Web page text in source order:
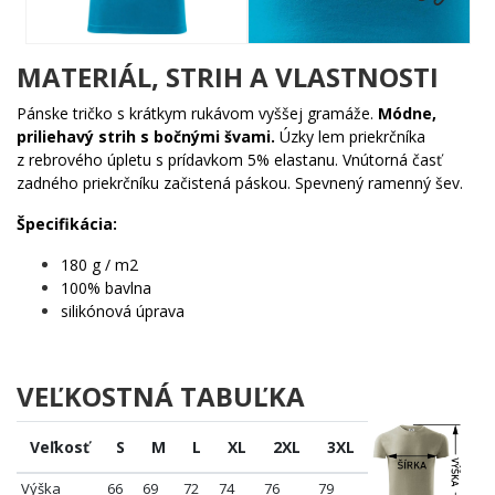
🌟 Zaľúbeným párom, ktorí chcú dať najavo, že patria k
💡 Novomanželom hľadajúcim originálny spôsob, ako
osláviť svoju lásku
🔥 Valentínskym dobrodruhom, ktorí nechcú ísť cestou
nudných kvetín
🎯 Každému, kto verí, že pravá láska do seba zapadá ako
puzzle
Nezabudni – tento motív existuje aj v párovej verzii. Ty držíš svoju
polovicu, tvoj človek tú druhú. Spolu tvoríte celok. Objednaj oba a
darujte si niečo, čo naozaj dáva zmysel. 💪
MATERIÁL, STRIH A VLASTNOSTI
Pánske tričko s krátkym rukávom vyššej gramáže. Módne,
priliehavý strih s bočnými švami. Úzky lem priekrčníka
z rebrového úpletu s prídavkom 5% elastanu. Vnútorná časť
zadného priekrčníku začistená páskou. Spevnený ramenný šev.
Špecifikácia:
180 g / m2
100% bavlna
silikónová úprava
VEĽKOSTNÁ TABUĽKA
Veľkosť S M L XL 2XL 3XL
Výška 66 69 72 74 76 79